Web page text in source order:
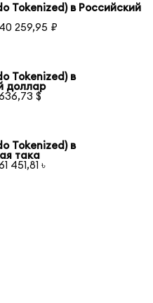
Tokenized) в Российский
259,95 ₽
Tokenized) в
доллар
$
Tokenized) в
така
451,81 ৳